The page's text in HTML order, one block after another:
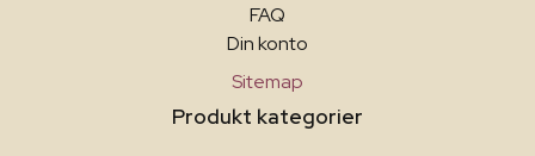
FAQ
Din konto
Sitemap
Produkt kategorier